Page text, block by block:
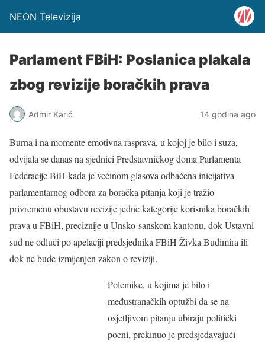
NEON Televizija
Parlament FBiH: Poslanica plakala
zbog revizije boračkih prava
Admir Karić 14 godina ago
Burna i na momente emotivna rasprava, u kojoj je bilo i suza,
odvijala se danas na sjednici Predstavničkog doma Parlamenta
Federacije BiH kada je većinom glasova odbačena inicijativa
parlamentarnog odbora za boračka pitanja koji je tražio
privremenu obustavu revizije jedne kategorije korisnika boračkih
prava u FBiH, preciznije u Unsko-sanskom kantonu, dok Ustavni
sud ne odluči po apelaciji predsjednika FBiH Živka Budimira ili
dok ne bude izmijenjen zakon o reviziji.
Polemike, u kojima je bilo i
međustranačkih optužbi da se na
osjetljivom pitanju ubiraju politički
poeni, prekinuo je predsjedavajući